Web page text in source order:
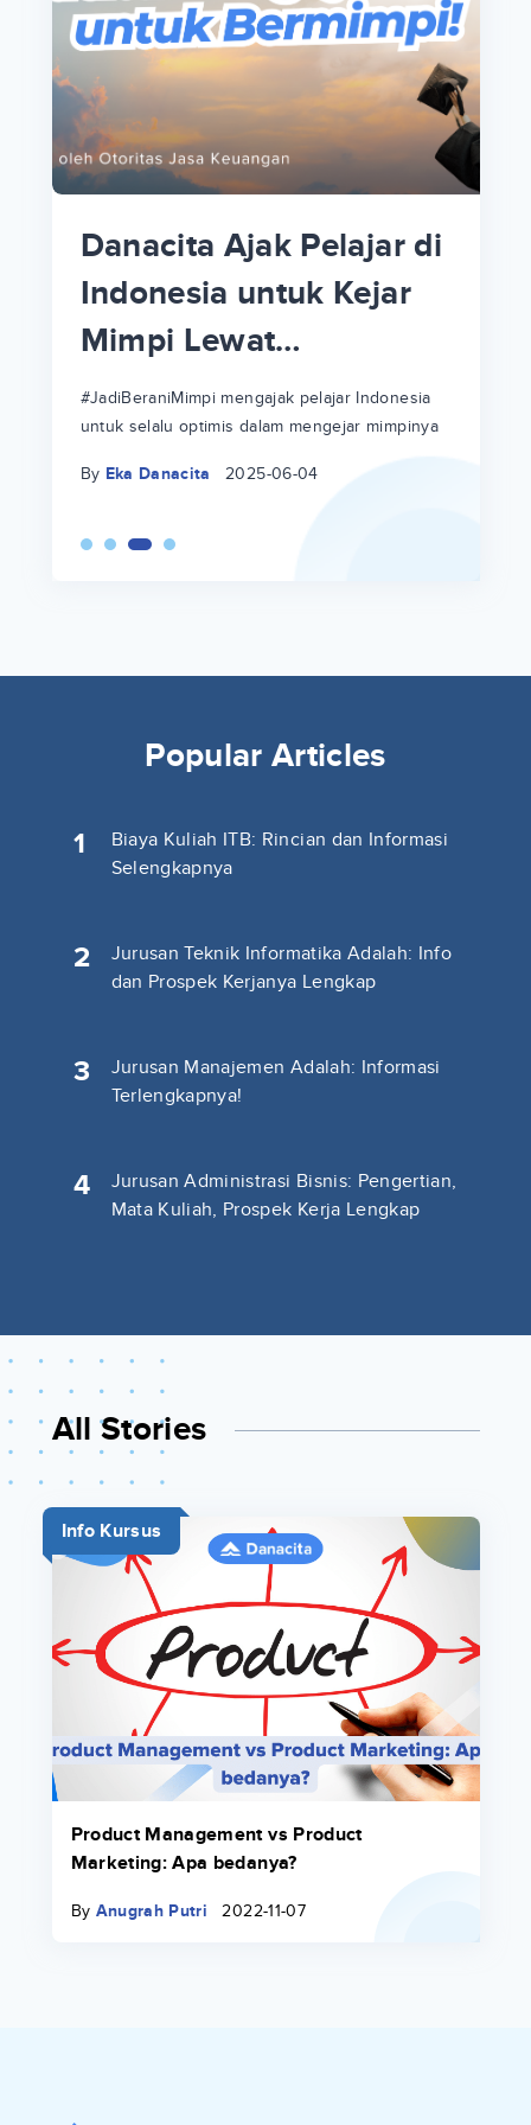
Danacita Ajak Pelajar di
Indonesia untuk Kejar
Mimpi Lewat
#JadiBeraniMimpi
#JadiBeraniMimpi mengajak pelajar Indonesia
untuk selalu optimis dalam mengejar mimpinya
By Eka Danacita 2025-06-04
Popular Articles
1
Biaya Kuliah ITB: Rincian dan Informasi
Selengkapnya
2
Jurusan Teknik Informatika Adalah: Info
dan Prospek Kerjanya Lengkap
3
Jurusan Manajemen Adalah: Informasi
Terlengkapnya!
4
Jurusan Administrasi Bisnis: Pengertian,
Mata Kuliah, Prospek Kerja Lengkap
All Stories
Info Kursus
Product Management vs Product
Marketing: Apa bedanya?
By Anugrah Putri 2022-11-07